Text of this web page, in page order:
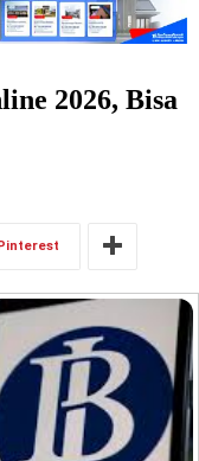
2026, Bisa